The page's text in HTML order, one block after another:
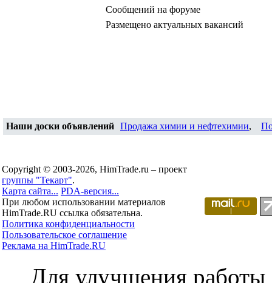
Сообщений на форуме
Размещено актуальных вакансий
Наши доски объявлений Продажа химии и нефтехимии,
Copyright © 2003-2026, HimTrade.ru – проект
группы "Текарт".
Карта сайта... PDA-версия...
При любом использовании материалов
HimTrade.RU ссылка обязательна.
Политика конфиденциальности
Пользовательское соглашение
Реклама на HimTrade.RU
Для улучшения работы